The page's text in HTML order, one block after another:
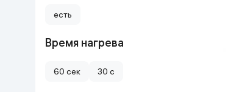
Строительство и ремонт
Ювелирные изделия
есть
Время нагрева
60 сек 30 с